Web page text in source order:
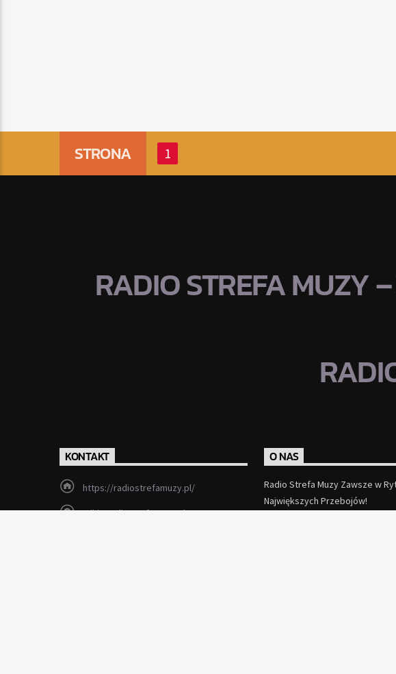
STRONA 1
RADIO STREFA MUZY
KONTAKT
https://radiostrefamuzy.pl/
miki@radiostrefamuzy.pl
O NAS
Radio Strefa Muzy Zawsze w
Największych Przebojów!